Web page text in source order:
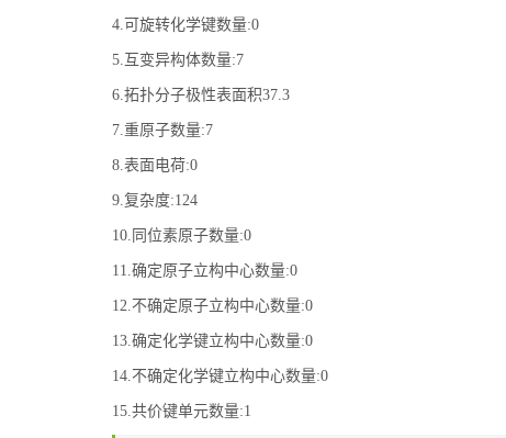
4.可旋转化学键数量:0
5.互变异构体数量:7
6.拓扑分子极性表面积37.3
7.重原子数量:7
8.表面电荷:0
9.复杂度:124
10.同位素原子数量:0
11.确定原子立构中心数量:0
12.不确定原子立构中心数量:0
13.确定化学键立构中心数量:0
14.不确定化学键立构中心数量:0
15.共价键单元数量:1